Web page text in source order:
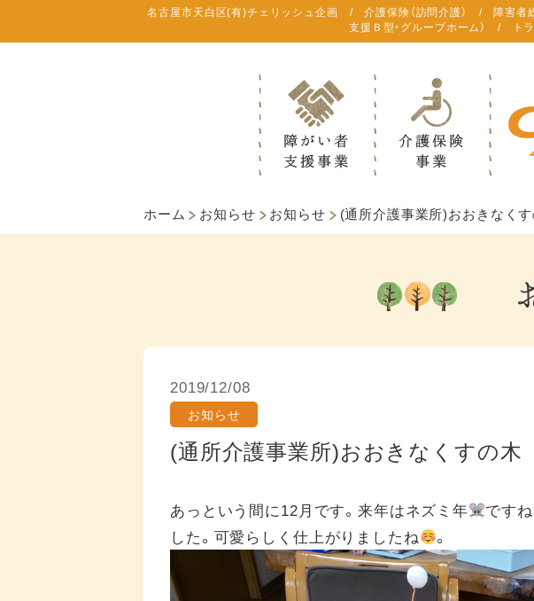
名古屋市天白区(有)チェリッシュ企画 / 介護保険（訪問介護） / 障害者総合
支援Ｂ型・グループホーム） / ト
ホーム お知らせ お知らせ (通所介護事業所)おおきなく
2019/12/08
お知らせ
(通所介護事業所)おおきなくすの木
あっという間に12月です。来年はネズミ年
です
した。可愛らしく仕上がりましたね
。